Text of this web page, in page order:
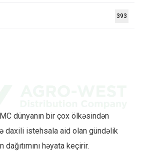
393
dünyanın bir çox ölkəsindən
daxili istehsala aid olan gündəlik
dağıtımını həyata keçirir.